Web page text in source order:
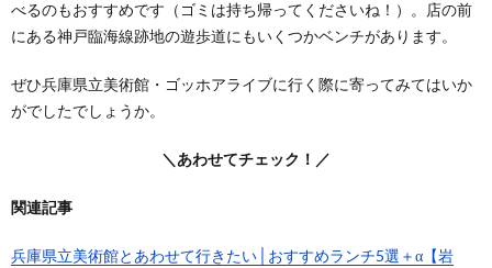
べるのもおすすめです（ゴミは持ち帰ってくださいね！）。店の前
にある神戸臨海線跡地の遊歩道にもいくつかベンチがあります。
ぜひ兵庫県立美術館・ゴッホアライブに行く際に寄ってみてはいか
がでしたでしょうか。
＼あわせてチェック！／
関連記事
兵庫県立美術館とあわせて行きたい│おすすめランチ5選＋α【岩